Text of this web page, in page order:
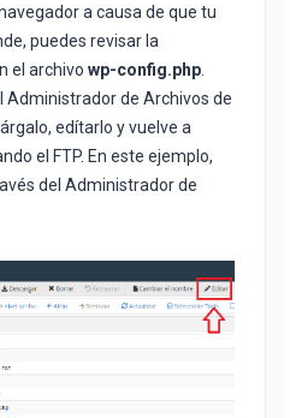
a causa de que tu
puedes revisar la
el archivo wp-config.php
Administrador de Archivos de
edítarlo y vuelve a
el FTP. En este ejemplo,
del Administrador de